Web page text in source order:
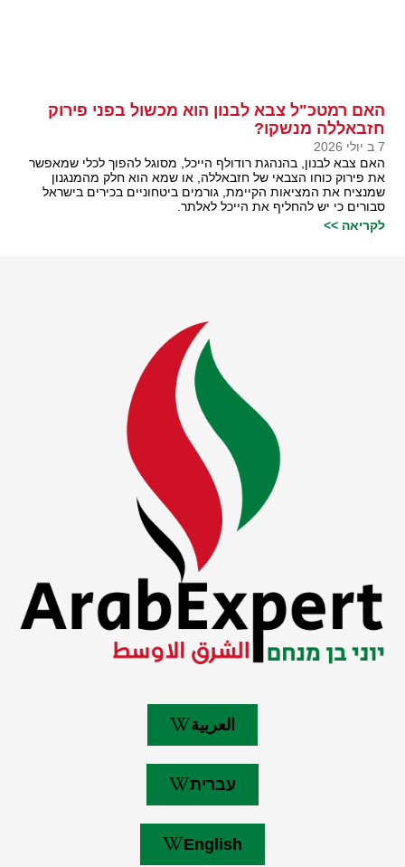
האם רמטכ"ל צבא לבנון הוא מכשול בפני פירוק
חזבאללה מנשקו?
7 ב יולי 2026
האם צבא לבנון, בהנהגת רודולף הייכל, מסוגל להפוך לכלי שמאפשר
את פירוק כוחו הצבאי של חזבאללה, או שמא הוא חלק מהמנגנון
שמנציח את המציאות הקיימת, גורמים ביטחוניים בכירים בישראל
סבורים כי יש להחליף את הייכל לאלתר.
לקריאה >>
العربية
עברית
English